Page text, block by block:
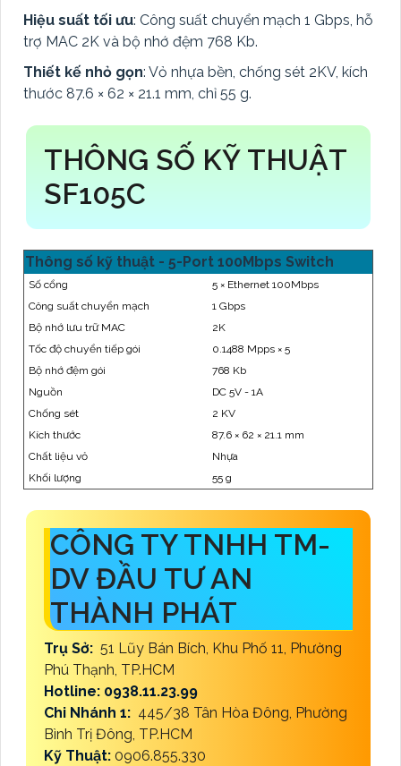
Hiệu suất tối ưu: Công suất chuyển mạch 1 Gbps, hỗ
trợ MAC 2K và bộ nhớ đệm 768 Kb.
Thiết kế nhỏ gọn: Vỏ nhựa bền, chống sét 2KV, kích
thước 87.6 × 62 × 21.1 mm, chỉ 55 g.
THÔNG SỐ KỸ THUẬT
SF105C
Thông số kỹ thuật - 5-Port 100Mbps Switch
Số cổng
5 × Ethernet 100Mbps
Công suất chuyển mạch
1 Gbps
Bộ nhớ lưu trữ MAC
2K
Tốc độ chuyển tiếp gói
0.1488 Mpps × 5
Bộ nhớ đệm gói
768 Kb
Nguồn
DC 5V - 1A
Chống sét
2 KV
Kích thước
87.6 × 62 × 21.1 mm
Chất liệu vỏ
Nhựa
Khối lượng
55 g
CÔNG TY TNHH TM-
DV ĐẦU TƯ AN
THÀNH PHÁT
Trụ Sở: 51 Lũy Bán Bích, Khu Phố 11, Phường
Phú Thạnh, TP.HCM
Hotline: 0938.11.23.99
Chi Nhánh 1: 445/38 Tân Hòa Đông, Phường
Bình Trị Đông, TP.HCM
Kỹ Thuật: 0906.855.330